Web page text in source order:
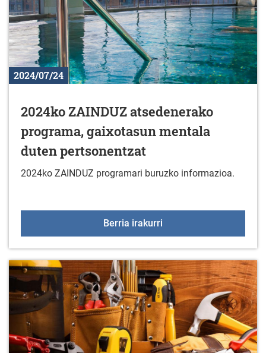
2024/07/24
2024ko ZAINDUZ atsedenerako
programa, gaixotasun mentala
duten pertsonentzat
2024ko ZAINDUZ programari buruzko informazioa.
Berria irakurri